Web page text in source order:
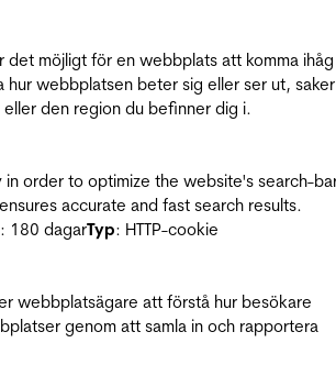
det möjligt för en webbplats att komma ihåg
hur webbplatsen beter sig eller ser ut,
den region du befinner dig i.
in order to optimize the website's search-
accurate and fast search results.
: 180 dagarTyp: HTTP-cookie
webbplatsägare att förstå hur besökare
genom att samla in och rapportera